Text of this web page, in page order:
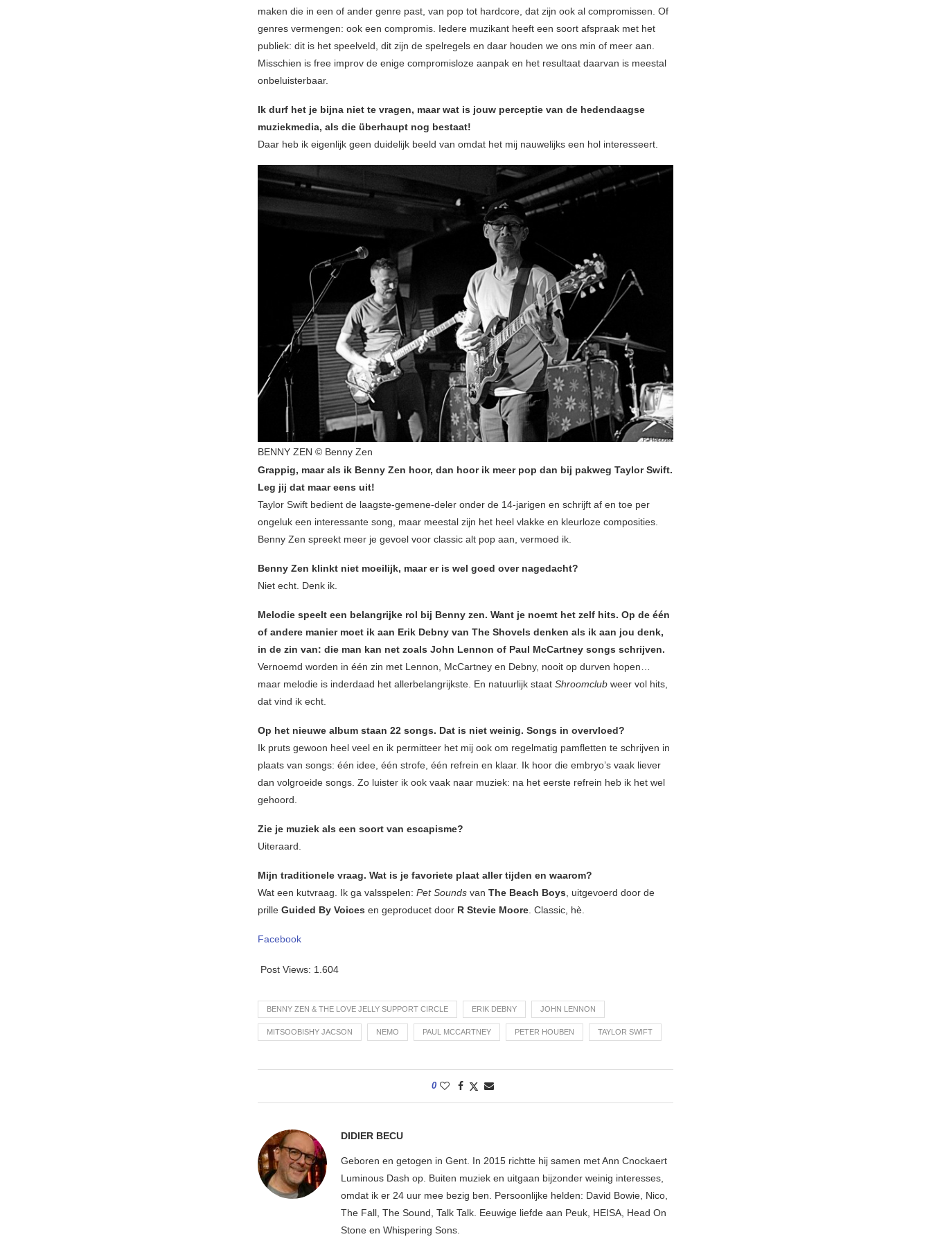
maken die in een of ander genre past, van pop tot hardcore, dat zijn ook al compromissen. Of
genres vermengen: ook een compromis. Iedere muzikant heeft een soort afspraak met het
publiek: dit is het speelveld, dit zijn de spelregels en daar houden we ons min of meer aan.
Misschien is free improv de enige compromisloze aanpak en het resultaat daarvan is meestal
onbeluisterbaar.
Ik durf het je bijna niet te vragen, maar wat is jouw perceptie van de hedendaagse
muziekmedia, als die überhaupt nog bestaat!
Daar heb ik eigenlijk geen duidelijk beeld van omdat het mij nauwelijks een hol interesseert.
BENNY ZEN © Benny Zen
Grappig, maar als ik Benny Zen hoor, dan hoor ik meer pop dan bij pakweg Taylor Swift.
Leg jij dat maar eens uit!
Taylor Swift bedient de laagste-gemene-deler onder de 14-jarigen en schrijft af en toe per
ongeluk een interessante song, maar meestal zijn het heel vlakke en kleurloze composities.
Benny Zen spreekt meer je gevoel voor classic alt pop aan, vermoed ik.
Benny Zen klinkt niet moeilijk, maar er is wel goed over nagedacht?
Niet echt. Denk ik.
Melodie speelt een belangrijke rol bij Benny zen. Want je noemt het zelf hits. Op de één
of andere manier moet ik aan Erik Debny van The Shovels denken als ik aan jou denk,
in de zin van: die man kan net zoals John Lennon of Paul McCartney songs schrijven.
Vernoemd worden in één zin met Lennon, McCartney en Debny, nooit op durven hopen…
maar melodie is inderdaad het allerbelangrijkste. En natuurlijk staat Shroomclub weer vol hits,
dat vind ik echt.
Op het nieuwe album staan 22 songs. Dat is niet weinig. Songs in overvloed?
Ik pruts gewoon heel veel en ik permitteer het mij ook om regelmatig pamfletten te schrijven in
plaats van songs: één idee, één strofe, één refrein en klaar. Ik hoor die embryo’s vaak liever
dan volgroeide songs. Zo luister ik ook vaak naar muziek: na het eerste refrein heb ik het wel
gehoord.
Zie je muziek als een soort van escapisme?
Uiteraard.
Mijn traditionele vraag. Wat is je favoriete plaat aller tijden en waarom?
Wat een kutvraag. Ik ga valsspelen: Pet Sounds van The Beach Boys , uitgevoerd door de
prille Guided By Voices en geproducet door R Stevie Moore . Classic, hè.
Facebook
Post Views: 1.604
BENNY ZEN & THE LOVE JELLY SUPPORT CIRCLE ERIK DEBNY JOHN LENNON
MITSOOBISHY JACSON NEMO PAUL MCCARTNEY PETER HOUBEN TAYLOR SWIFT
0
DIDIER BECU
Geboren en getogen in Gent. In 2015 richtte hij samen met Ann Cnockaert
Luminous Dash op. Buiten muziek en uitgaan bijzonder weinig interesses,
omdat ik er 24 uur mee bezig ben. Persoonlijke helden: David Bowie, Nico,
The Fall, The Sound, Talk Talk. Eeuwige liefde aan Peuk, HEISA, Head On
Stone en Whispering Sons.